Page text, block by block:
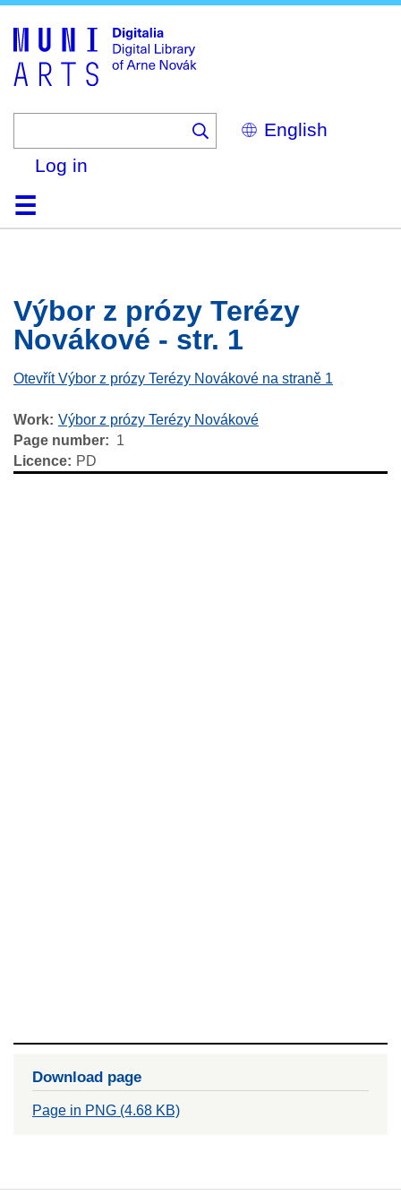
Select
your
Log in
HomeBrowse
Search
About
HelpContactDigitalia
Výbor z prózy Terézy
Novákové - str. 1
Otevřít Výbor z prózy Terézy Novákové na straně 1
Work Výbor z prózy Terézy Novákové
Page number
1
Licence
PD
Download page
Page in PNG (4.68 KB)